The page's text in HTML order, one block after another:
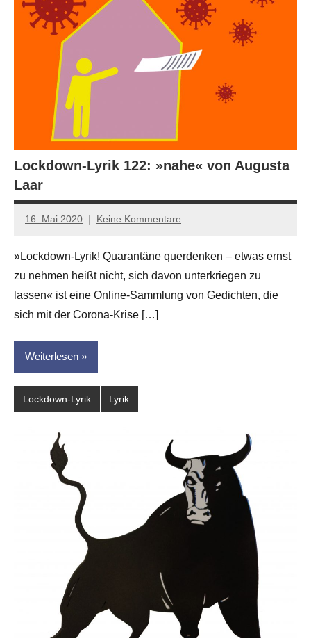
Lockdown-Lyrik 122: »nahe« von Augusta
Laar
16. Mai 2020
Anton
Leitner
Keine Kommentare
»Lockdown-Lyrik! Quarantäne querdenken – etwas ernst
zu nehmen heißt nicht, sich davon unterkriegen zu
lassen« ist eine Online-Sammlung von Gedichten, die
sich mit der Corona-Krise […]
Weiterlesen
Lockdown-Lyrik Lyrik